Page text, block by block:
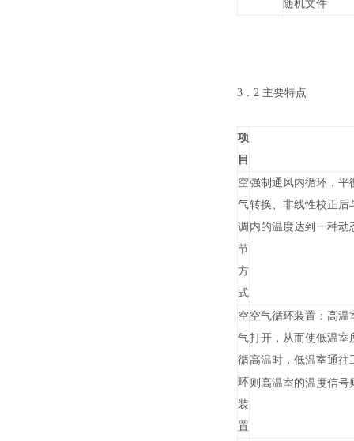
随机文件
3．2 主要特点
项
目
空
气
调
节
方
式
强制通风内循环，平
转换、非线性校正后
内的温度达到一种动
空
气
循
环
装
置
空气循环装置： 高温
打开，从而使低温室
高温时，低温室通
则高温室的温度信号